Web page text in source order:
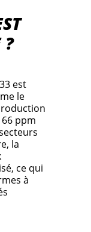
?
est
le
ppm
la
ce qui
à